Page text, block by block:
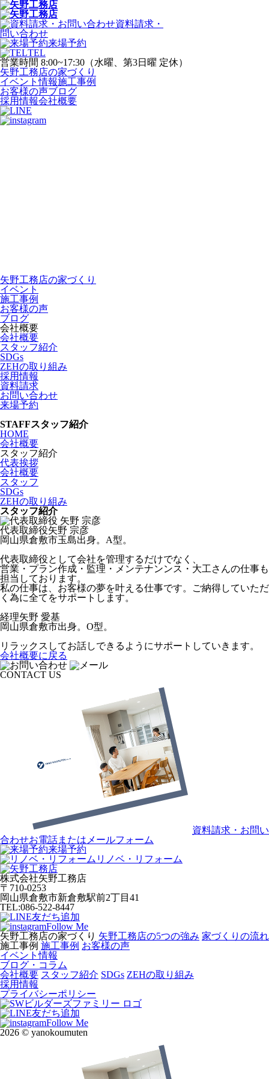
資料請求・
問い合わせ
来場予約
TEL
営業時間 8:00~17:30（水曜、第3日曜 定休）
矢野工務店の家づくり
イベント情報施工事例
お客様の声ブログ
採用情報会社概要
矢野工務店の家づくり
イベント
施工事例
お客様の声
ブログ
会社概要
会社概要
スタッフ紹介
SDGs
ZEHの取り組み
採用情報
資料請求
お問い合わせ
来場予約
STAFFスタッフ紹介
HOME
会社概要
スタッフ紹介
代表挨拶
会社概要
スタッフ
SDGs
ZEHの取り組み
スタッフ紹介
代表取締役⽮野 宗彦
岡⼭県倉敷市⽟島出⾝。A型。
代表取締役として会社を管理するだけでなく、
営業・プラン作成・監理・メンテナンンス・⼤⼯さんの仕事も
担当しております。
私の仕事は、お客様の夢を叶える仕事です。ご納得していただ
く為に全てをサポートします。
経理矢野 愛基
岡山県倉敷市出身。O型。
リラックスしてお話しできるようにサポートしていきます。
会社概要に戻る
CONTACT US
資料請求・お問い
合わせお電話またはメールフォーム
来場予約
リノベ・リフォーム
株式会社矢野工務店
〒710-0253
岡山県倉敷市新倉敷駅前2丁目41
TEL:086-522-8447
友だち追加
Follow Me
矢野工務店の家づくり 矢野工務店の5つの強み 家づくりの流れ
施工事例 施工事例 お客様の声
イベント情報
ブログ・コラム
会社概要 スタッフ紹介 SDGs ZEHの取り組み
採用情報
プライバシーポリシー
友だち追加
Follow Me
2026 © yanokoumuten